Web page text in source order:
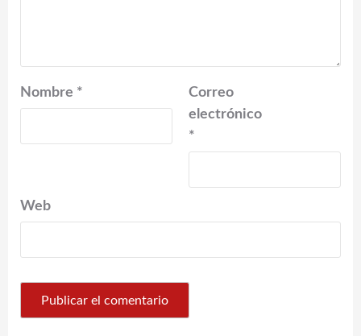
Nombre *
Correo
electrónico
*
Web